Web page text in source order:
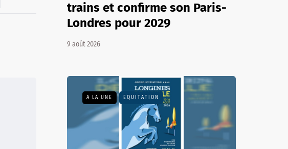
trains et confirme son Paris-
Londres pour 2029
9 août 2026
A LA UNE EQUITATION